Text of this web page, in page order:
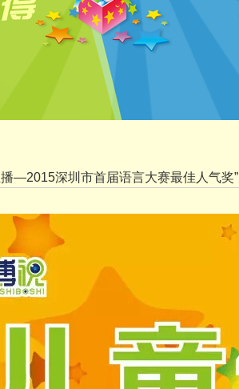
播—2015深圳市首届语言大赛最佳人气